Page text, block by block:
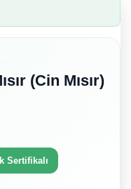
(Cin Mısır)
Sertifikalı